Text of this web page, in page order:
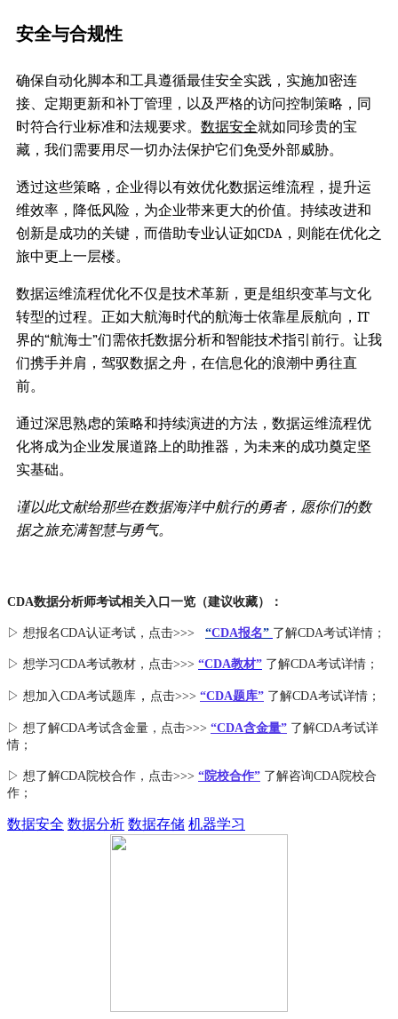
安全与合规性
确保自动化脚本和工具遵循最佳安全实践，实施加密连
接、定期更新和补丁管理，以及严格的访问控制策略，同
时符合行业标准和法规要求。 数据安全就如同珍贵的宝
藏，我们需要用尽一切办法保护它们免受外部威胁。
透过这些策略，企业得以有效优化数据运维流程，提升运
维效率，降低风险，为企业带来更大的价值。持续改进和
创新是成功的关键，而借助专业认证如CDA，则能在优化之
旅中更上一层楼。
数据运维流程优化不仅是技术革新，更是组织变革与文化
转型的过程。正如大航海时代的航海士依靠星辰航向，IT
界的“航海士”们需依托数据分析和智能技术指引前行。让我
们携手并肩，驾驭数据之舟，在信息化的浪潮中勇往直
前。
通过深思熟虑的策略和持续演进的方法，数据运维流程优
化将成为企业发展道路上的助推器，为未来的成功奠定坚
实基础。
谨以此文献给那些在数据海洋中航行的勇者，愿你们的数
据之旅充满智慧与勇气。
CDA数据分析师考试相关入口一览（建议收藏）：
▷ 想报名CDA认证考试，点击>>> “CDA报名” 了解CDA考试详情；
▷ 想学习CDA考试教材，点击>>> “CDA教材” 了解CDA考试详情；
▷ 想加入CDA考试题库 ， 点击>>> “CDA题库” 了解CDA考试详情；
▷ 想了解CDA考试含金量 ，点击>>> “CDA含金量” 了解CDA考试详
情；
▷ 想了解CDA院校合作 ，点击>>> “院校合作” 了解咨询CDA院校合
作；
数据安全 数据分析 数据存储 机器学习